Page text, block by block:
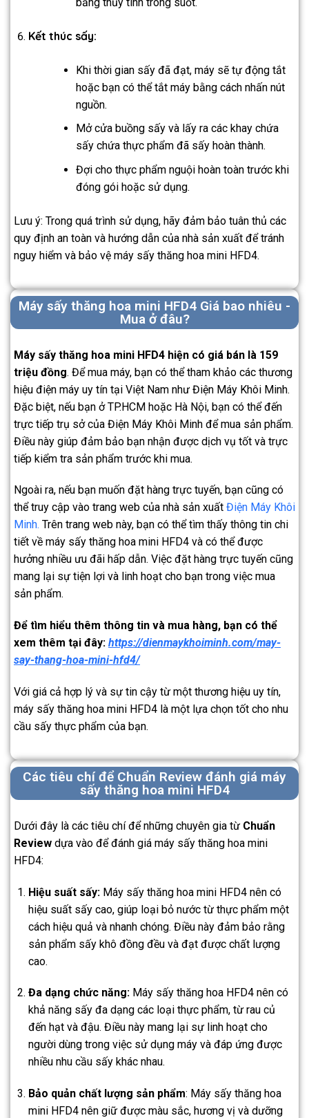
Kết thúc sấy:
Khi thời gian sấy đã đạt, máy sẽ tự động tắt
hoặc bạn có thể tắt máy bằng cách nhấn nút
nguồn.
Mở cửa buồng sấy và lấy ra các khay chứa
sấy chứa thực phẩm đã sấy hoàn thành.
Đợi cho thực phẩm nguội hoàn toàn trước khi
đóng gói hoặc sử dụng.
Lưu ý: Trong quá trình sử dụng, hãy đảm bảo tuân thủ các
quy định an toàn và hướng dẫn của nhà sản xuất để tránh
nguy hiểm và bảo vệ máy sấy thăng hoa mini HFD4.
Máy sấy thăng hoa mini HFD4 Giá bao nhiêu -
Mua ở đâu?
Máy sấy thăng hoa mini HFD4 hiện có giá bán là 159
triệu đồng. Để mua máy, bạn có thể tham khảo các thương
hiệu điện máy uy tín tại Việt Nam như Điện Máy Khôi Minh.
Đặc biệt, nếu bạn ở TP.HCM hoặc Hà Nội, bạn có thể đến
trực tiếp trụ sở của Điện Máy Khôi Minh để mua sản phẩm.
Điều này giúp đảm bảo bạn nhận được dịch vụ tốt và trực
tiếp kiểm tra sản phẩm trước khi mua.
Ngoài ra, nếu bạn muốn đặt hàng trực tuyến, bạn cũng có
thể truy cập vào trang web của nhà sản xuất Điện Máy Khôi
Minh. Trên trang web này, bạn có thể tìm thấy thông tin chi
tiết về máy sấy thăng hoa mini HFD4 và có thể được
hưởng nhiều ưu đãi hấp dẫn. Việc đặt hàng trực tuyến cũng
mang lại sự tiện lợi và linh hoạt cho bạn trong việc mua
sản phẩm.
Để tìm hiểu thêm thông tin và mua hàng, bạn có thể
xem thêm tại đây: https://dienmaykhoiminh.com/may-
say-thang-hoa-mini-hfd4/
Với giá cả hợp lý và sự tin cậy từ một thương hiệu uy tín,
máy sấy thăng hoa mini HFD4 là một lựa chọn tốt cho nhu
cầu sấy thực phẩm của bạn.
Các tiêu chí để Chuẩn Review đánh giá máy
sấy thăng hoa mini HFD4
Dưới đây là các tiêu chí để những chuyên gia từ Chuẩn
Review dựa vào để đánh giá máy sấy thăng hoa mini
HFD4:
Hiệu suất sấy:Máy sấy thăng hoa mini HFD4 nên có
hiệu suất sấy cao, giúp loại bỏ nước từ thực phẩm một
cách hiệu quả và nhanh chóng. Điều này đảm bảo rằng
sản phẩm sấy khô đồng đều và đạt được chất lượng
cao.
Đa dạng chức năng:Máy sấy thăng hoa HFD4 nên có
khả năng sấy đa dạng các loại thực phẩm, từ rau củ
đến hạt và đậu. Điều này mang lại sự linh hoạt cho
người dùng trong việc sử dụng máy và đáp ứng được
nhiều nhu cầu sấy khác nhau.
Bảo quản chất lượng sản phẩm: Máy sấy thăng hoa
mini HFD4 nên giữ được màu sắc, hương vị và dưỡng